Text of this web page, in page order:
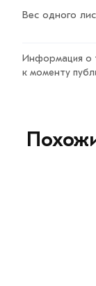
Вес одного
Информация о
к моменту